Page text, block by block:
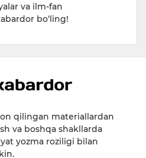
va ilm-fan
bo‘ling!
qilingan materiallardan
va boshqa shakllarda
yozma roziligi bilan